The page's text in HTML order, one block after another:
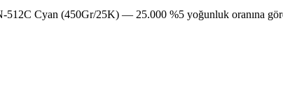
Cyan (450Gr/25K) — 25.000 %5 yoğunluk oranına